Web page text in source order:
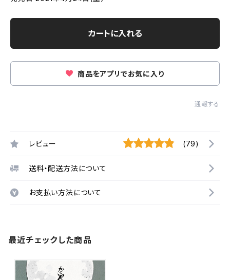
カートに入れる
商品をアプリでお気に入り
通報する
レビュー (79)
送料・配送方法について
お支払い方法について
最近チェックした商品